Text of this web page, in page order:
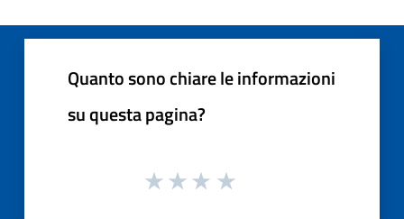
Quanto sono chiare le informazioni
su questa pagina?